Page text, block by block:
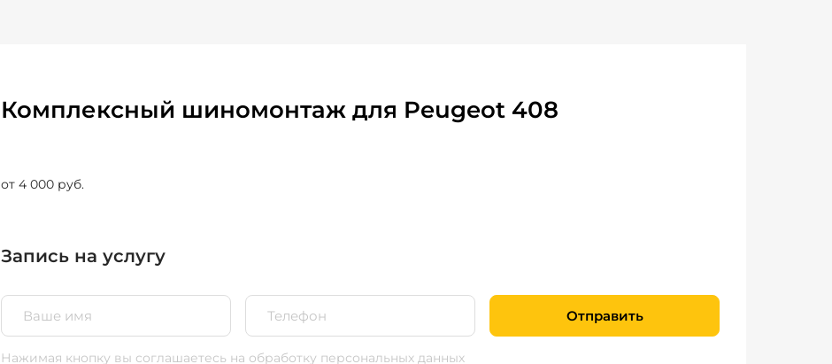
Комплексный шиномонтаж для Peugeot 408
от 4 000 руб.
Запись на услугу
Отправить
Нажимая кнопку вы соглашаетесь на обработку персональных данных